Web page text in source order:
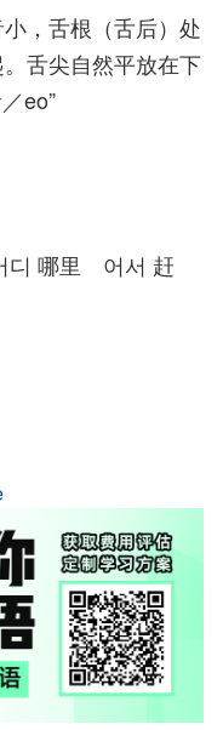
，舌根（舌后）处
舌尖自然平放在下
eo”
哪里 어서 赶